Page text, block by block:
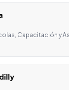
Capacitación y